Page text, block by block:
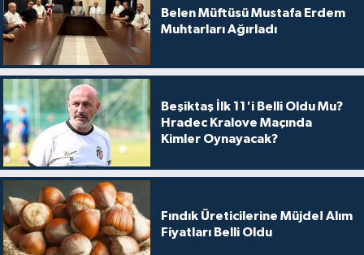
Belen Müftüsü Mustafa Erdem
Muhtarları Ağırladı
Beşiktaş İlk 11'i Belli Oldu Mu?
Hradec Kralove Maçında
Kimler Oynayacak?
Fındık Üreticilerine Müjde! Alım
Fiyatları Belli Oldu